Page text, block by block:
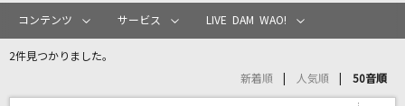
カラオケリクエスト
コンテンツ サービス LIVE DAM WAO!
2件見つかりました。
新着順 人気順 50音順